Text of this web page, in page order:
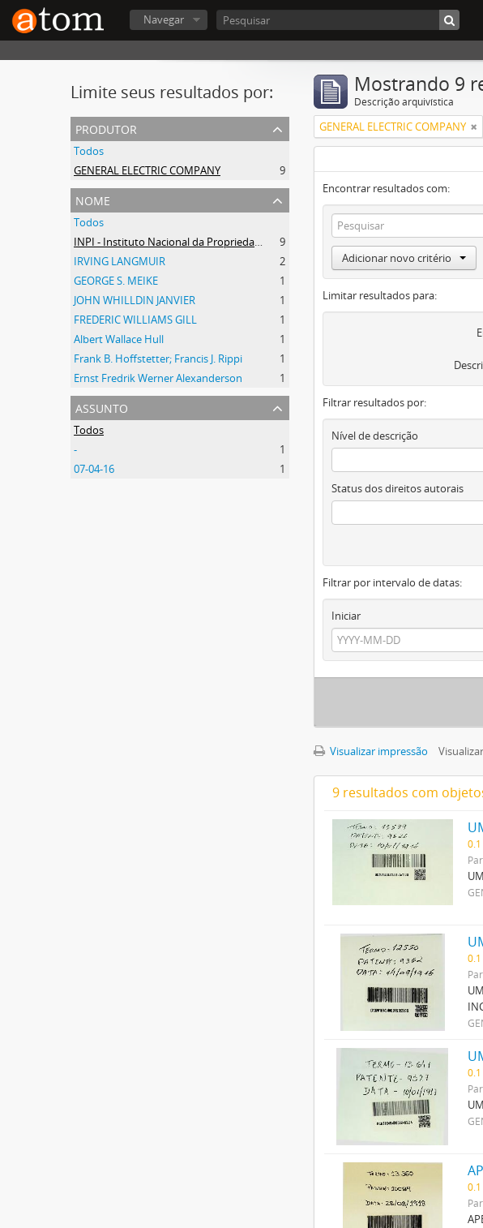
Navegar
Limite seus resultados por:
produtor
Todos
GENERAL ELECTRIC COMPANY
9
nome
Todos
INPI - Instituto Nacional da Propriedade Industrial
9
IRVING LANGMUIR
2
GEORGE S. MEIKE
1
JOHN WHILLDIN JANVIER
1
FREDERIC WILLIAMS GILL
1
Albert Wallace Hull
1
Frank B. Hoffstetter; Francis J. Rippi
1
Ernst Fredrik Werner Alexanderson
1
assunto
Todos
-
1
07-04-16
1
Mostrando 9
Descrição arquivística
GENERAL ELECTRIC COMPANY
Encontrar resultados com:
Adicionar novo critério
Limitar resultados para:
Filtrar resultados por:
Nível de descrição
Status dos direitos autorais
Filtrar por intervalo de datas:
Iniciar
Visualizar impressão
9 resultados com